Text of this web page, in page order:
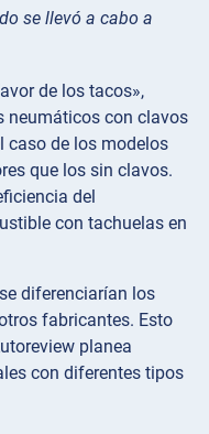
se llevó a cabo a
de los tacos»,
neumáticos con clavos
caso de los modelos
que los sin clavos.
del
con tachuelas en
diferenciarían los
fabricantes. Esto
planea
con diferentes tipos